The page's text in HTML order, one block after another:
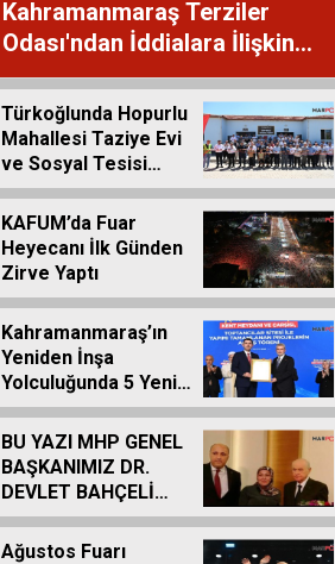
Kahramanmaraş Terziler
Odası'ndan İddialara İlişkin
Kamuoyu Açıklaması
Türkoğlunda Hopurlu
Mahallesi Taziye Evi
ve Sosyal Tesisi
Hizmete Açıldı
KAFUM’da Fuar
Heyecanı İlk Günden
Zirve Yaptı
Kahramanmaraş’ın
Yeniden İnşa
Yolculuğunda 5 Yeni
Eser Daha Hizmete
Açıldı
BU YAZI MHP GENEL
BAŞKANIMIZ DR.
DEVLET BAHÇELİ
İÇİN KALEME
ALINMIŞ BİLDİRİDİR..
Ağustos Fuarı